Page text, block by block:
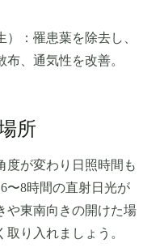
）：罹患葉を除去し、
、通気性を改善。
所
度が変わり日照時間も
〜8時間の直射日光が
や東南向きの開けた場
り入れましょう。